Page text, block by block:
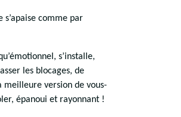
s’apaise comme par
s’installe,
les blocages, de
meilleure version de vous-
épanoui et rayonnant !